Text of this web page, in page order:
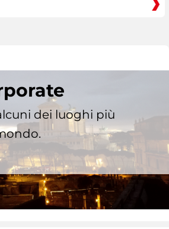
dei luoghi più